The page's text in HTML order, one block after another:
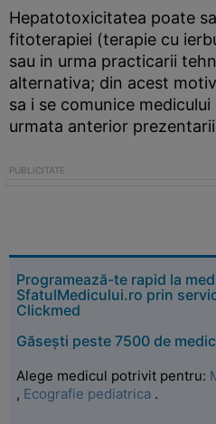
Hepatotoxicitatea poate
fitoterapiei (terapie cu
sau in urma practicarii
alternativa; din acest
sa i se comunice
urmata anterior
Programează-te rapid la
SfatulMedicului.ro prin
Clickmed
Găsești peste 7500 de
Alege medicul potrivit pentru:
, Ecografie pediatrica .